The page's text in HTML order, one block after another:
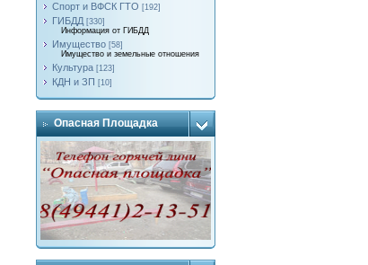
Спорт и ВФСК ГТО [192]
ГИБДД [330]
Информация от ГИБДД
Имущество [58]
Имущество и земельные отношения
Культура [123]
КДН и ЗП [10]
Опасная Площадка